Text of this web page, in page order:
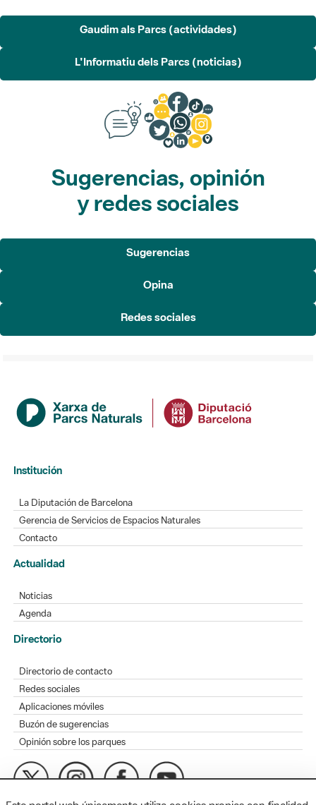
Gaudim als Parcs (actividades)
L'Informatiu dels Parcs (noticias)
Sugerencias, opinión
y redes sociales
Sugerencias
Opina
Redes sociales
Institución
La Diputación de Barcelona
Gerencia de Servicios de Espacios Naturales
Contacto
Actualidad
Noticias
Agenda
Directorio
Directorio de contacto
Redes sociales
Aplicaciones móviles
Buzón de sugerencias
Opinión sobre los parques